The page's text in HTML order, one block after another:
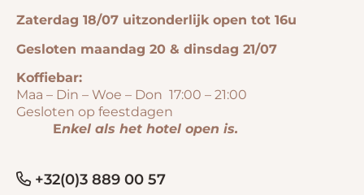
Zaterdag 18/07 uitzonderlijk open tot 16u
Gesloten maandag 20 & dinsdag 21/07
Koffiebar:
Maa – Din – Woe – Don 17:00 – 21:00
Gesloten op feestdagen
Enkel als het hotel open is.
+32(0)3 889 00 57